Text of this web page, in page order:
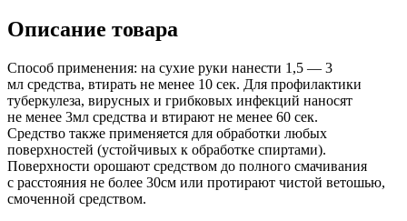
Описание товара
Способ применения: на сухие руки нанести 1,5 — 3
мл средства, втирать не менее 10 сек. Для профилактики
туберкулеза, вирусных и грибковых инфекций наносят
не менее 3мл средства и втирают не менее 60 сек.
Средство также применяется для обработки любых
поверхностей (устойчивых к обработке спиртами).
Поверхности орошают средством до полного смачивания
с расстояния не более 30см или протирают чистой ветошью,
смоченной средством.